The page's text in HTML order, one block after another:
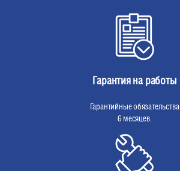
Гарантия на работы
Гарантийные обязательства
6 месяцев.